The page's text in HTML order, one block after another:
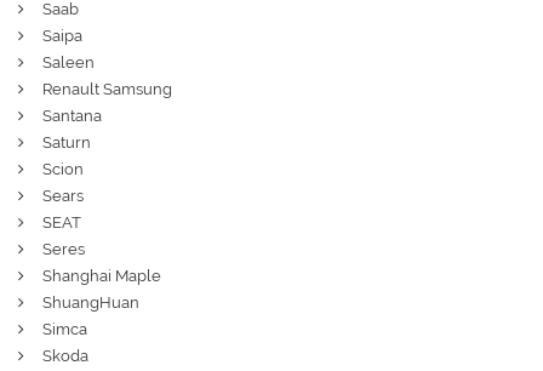
Saab
Saipa
Saleen
Renault Samsung
Santana
Saturn
Scion
Sears
SEAT
Seres
Shanghai Maple
ShuangHuan
Simca
Skoda